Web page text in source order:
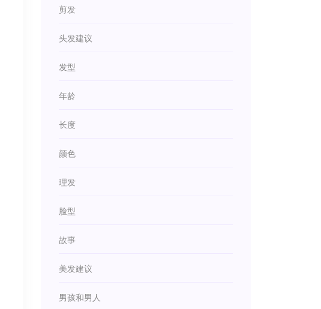
剪发
头发建议
发型
年龄
长度
颜色
理发
脸型
故事
美发建议
男孩和男人